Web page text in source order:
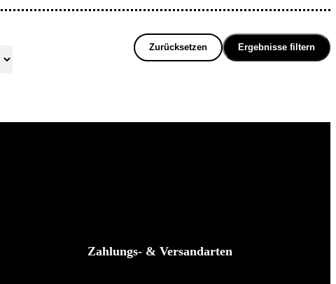
Zurücksetzen Ergebnisse filtern
Zahlungs- & Versandarten